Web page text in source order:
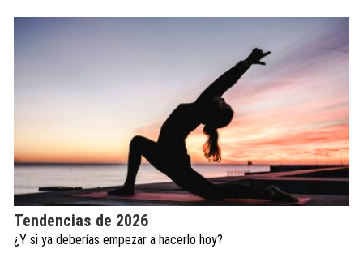
Tendencias de 2026
¿Y si ya deberías empezar a hacerlo hoy?